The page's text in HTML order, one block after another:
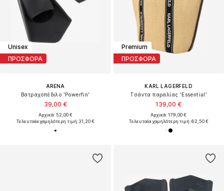
Unisex
ΠΡΟΣΦΟΡΑ
ARENA
Βατραχοπέδιλο 'Powerfin'
39,00 €
Αρχικά: 52,00 €
Τελευταία χαμηλότερη τιμή:31,20 €
Premium
ΠΡΟΣΦΟΡΑ
KARL LAGERFELD
Τσάντα παραλίας 'Essential'
139,00 €
Αρχικά: 179,00 €
Τελευταία χαμηλότερη τιμή:62,50 €